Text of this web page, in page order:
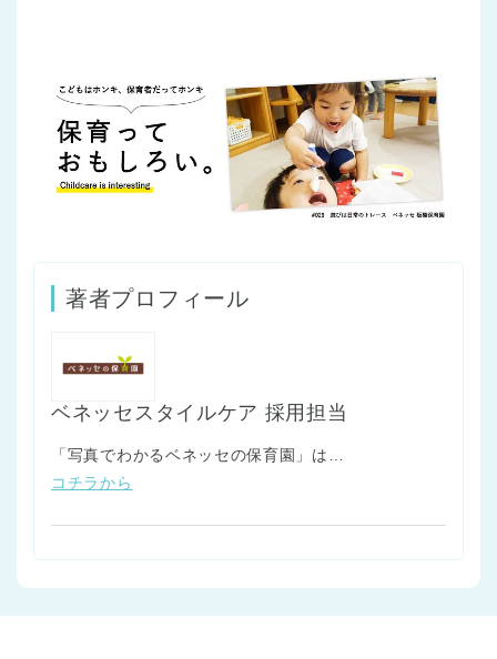
著者プロフィール
ベネッセスタイルケア 採用担当
「写真でわかるベネッセの保育園」は…
コチラから